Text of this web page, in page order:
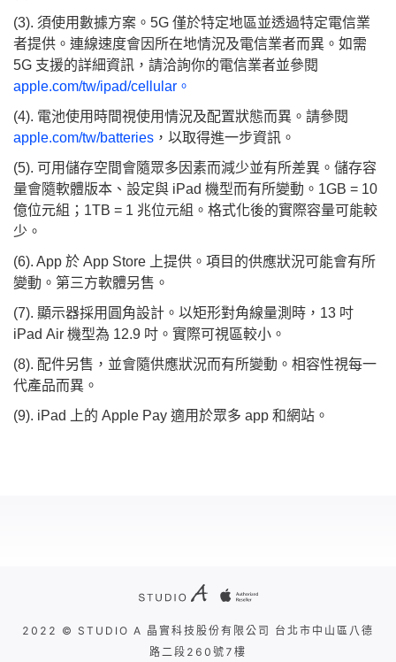
(3). 須使用數據方案。5G 僅於特定地區並透過特定電信業
者提供。連線速度會因所在地情況及電信業者而異。如需
5G 支援的詳細資訊，請洽詢你的電信業者並參閱
apple.com/tw/ipad/cellular。
(4). 電池使用時間視使用情況及配置狀態而異。請參閱
apple.com/tw/batteries ，以取得進一步資訊。
(5). 可用儲存空間會隨眾多因素而減少並有所差異。儲存容
量會隨軟體版本、設定與 iPad 機型而有所變動。1GB = 10
億位元組；1TB = 1 兆位元組。格式化後的實際容量可能較
少。
(6). App 於 App Store 上提供。項目的供應狀況可能會有所
變動。第三方軟體另售。
(7). 顯示器採用圓角設計。以矩形對角線量測時，13 吋
iPad Air 機型為 12.9 吋。實際可視區較小。
(8). 配件另售，並會隨供應狀況而有所變動。相容性視每一
代產品而異。
(9). iPad 上的 Apple Pay 適用於眾多 app 和網站。
2022 © STUDIO A 晶實科技股份有限公司 台北市中山區八德
路二段260號7樓